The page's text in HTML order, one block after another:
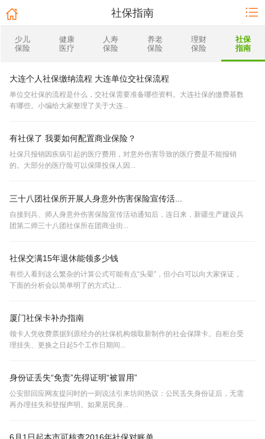
社保指南
少儿
保险
健康
医疗
人寿
保险
养老
保险
理财
保险
社保
指南
大连个人社保缴纳流程 大连单位交社保流程
单位交社保的流程是什么，交社保需要准备哪些资料。大连社保的缴费基数
有哪些。小编给大家整理了关于大连...
有社保了 我要如何配置商业保险？
社保只报销因疾病引起的医疗费用，对意外伤害导致的医疗费是不能报销
的。大部分的医疗险可以保障投保人因...
三十八团社保所开展人身意外伤害保险宣传活...
自接到兵、师人身意外伤害保险宣传活动通知后，连日来，新疆生产建设兵
团第二师三十八团社保所在团商业街...
社保交满15年退休能领多少钱
有些人看到这么繁杂的计算公式可能有点“头晕”，但小白可以向大家保证，
下面的分析会以简单明了的方式让...
厦门社保卡补办指南
领卡人凭收费票据到原经办的社保机构领取新制作的社会保障卡。自柜台受
理挂失、更换之日起5个工作日期间...
身份证丢失“免责”先得证明“被冒用”
公安部回应网友提问时的一则说法引来坊间热议：公民丢失身份证后，无需
再办理挂失和登报声明。如果居民身...